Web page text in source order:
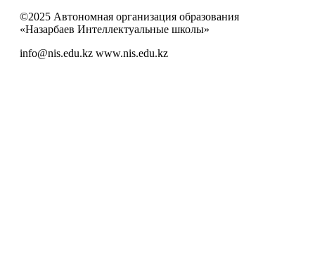
©2025 Автономная организация образования
«Назарбаев Интеллектуальные школы»
info@nis.edu.kz www.nis.edu.kz